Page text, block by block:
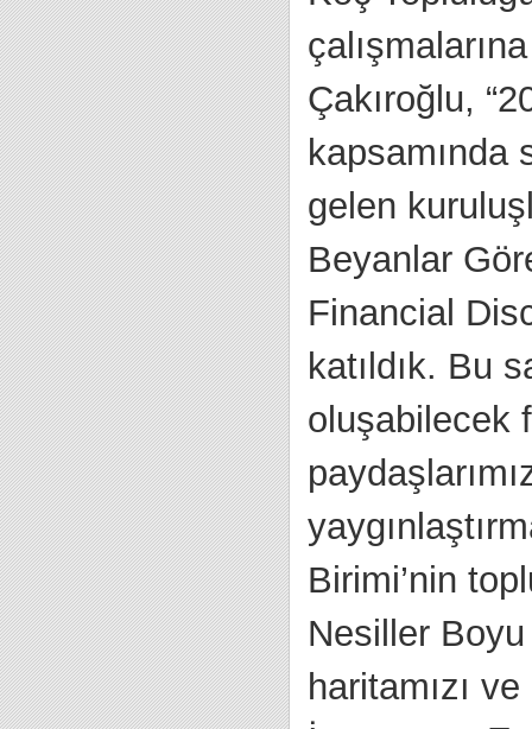
Çakıroğlu,
kapsamında
gelen
Beyanlar
Financial
katıldık. Bu
oluşabilecek
Birimi’nin
Nesiller
haritamızı